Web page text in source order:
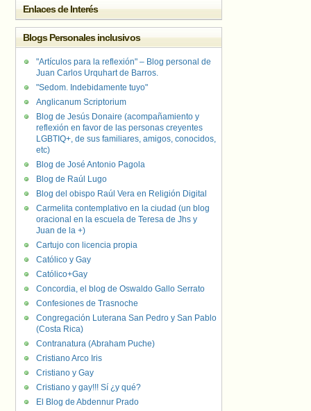
Enlaces de Interés
Blogs Personales inclusivos
"Artículos para la reflexión" – Blog personal de
Juan Carlos Urquhart de Barros.
"Sedom. Indebidamente tuyo"
Anglicanum Scriptorium
Blog de Jesús Donaire (acompañamiento y
reflexión en favor de las personas creyentes
LGBTIQ+, de sus familiares, amigos, conocidos,
etc)
Blog de José Antonio Pagola
Blog de Raúl Lugo
Blog del obispo Raúl Vera en Religión Digital
Carmelita contemplativo en la ciudad (un blog
oracional en la escuela de Teresa de Jhs y
Juan de la +)
Cartujo con licencia propia
Católico y Gay
Católico+Gay
Concordia, el blog de Oswaldo Gallo Serrato
Confesiones de Trasnoche
Congregación Luterana San Pedro y San Pablo
(Costa Rica)
Contranatura (Abraham Puche)
Cristiano Arco Iris
Cristiano y Gay
Cristiano y gay!!! Sí ¿y qué?
El Blog de Abdennur Prado